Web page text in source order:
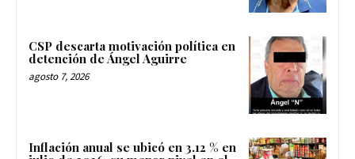
CSP descarta motivación política en
detención de Ángel Aguirre
agosto 7, 2026
Inflación anual se ubicó en 3.12 % en